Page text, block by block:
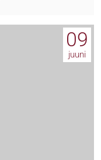
09
juuni